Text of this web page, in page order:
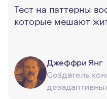
Тест на паттерны
которые мешают
Джеффри Янг
Создатель